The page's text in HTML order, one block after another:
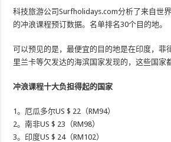
科技旅游公司Surfholidays.com分析了来自世
的冲浪课程预订数据。名单排名30个目的地。
可以预见的是，最便宜的目的地是在印度，菲
里兰卡等欠发达的海滨国家发现的，这些国家
冲浪课程十大负担得起的国家
1。厄瓜多尔US $ 22（RM94）
2。南非US $ 23（RM98）
3。印度US $ 24（RM102）